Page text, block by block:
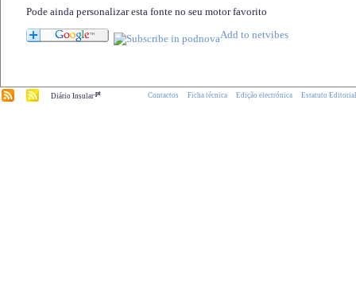
Pode ainda personalizar esta fonte no seu motor favorito
Diário Insular.pt Contactos Ficha técnica Edição electrónica Estatuto Editorial